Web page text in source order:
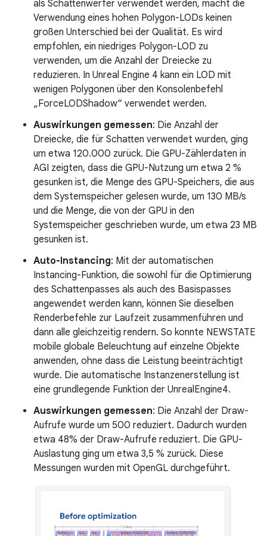
als Schattenwerfer verwendet werden, macht die
Verwendung eines hohen Polygon-LODs keinen
großen Unterschied bei der Qualität. Es wird
empfohlen, ein niedriges Polygon-LOD zu
verwenden, um die Anzahl der Dreiecke zu
reduzieren. In Unreal Engine 4 kann ein LOD mit
wenigen Polygonen über den Konsolenbefehl
„ForceLODShadow“ verwendet werden.
Auswirkungen gemessen: Die Anzahl der
Dreiecke, die für Schatten verwendet wurden, ging
um etwa 120.000 zurück. Die GPU-Zählerdaten in
AGI zeigten, dass die GPU-Nutzung um etwa 2 %
gesunken ist, die Menge des GPU-Speichers, die aus
dem Systemspeicher gelesen wurde, um 130 MB/s
und die Menge, die von der GPU in den
Systemspeicher geschrieben wurde, um etwa 23 MB
gesunken ist.
Auto-Instancing: Mit der automatischen
Instancing-Funktion, die sowohl für die Optimierung
des Schattenpasses als auch des Basispasses
angewendet werden kann, können Sie dieselben
Renderbefehle zur Laufzeit zusammenführen und
dann alle gleichzeitig rendern. So konnte NEWSTATE
mobile globale Beleuchtung auf einzelne Objekte
anwenden, ohne dass die Leistung beeinträchtigt
wurde. Die automatische Instanzenerstellung ist
eine grundlegende Funktion der UnrealEngine4.
Auswirkungen gemessen: Die Anzahl der Draw-
Aufrufe wurde um 500 reduziert. Dadurch wurden
etwa 48% der Draw-Aufrufe reduziert. Die GPU-
Auslastung ging um etwa 3,5 % zurück. Diese
Messungen wurden mit OpenGL durchgeführt.